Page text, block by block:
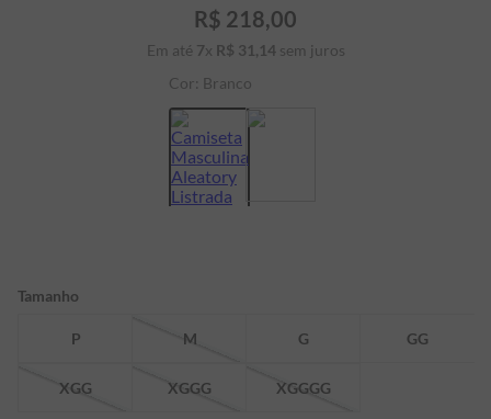
R$ 218,00
Em até 7x R$ 31 ,14sem juros
Cor: Branco
Tamanho
P M G GG
XGG XGGG XGGGG
5º
jaqueta
6º
pima
7
8º